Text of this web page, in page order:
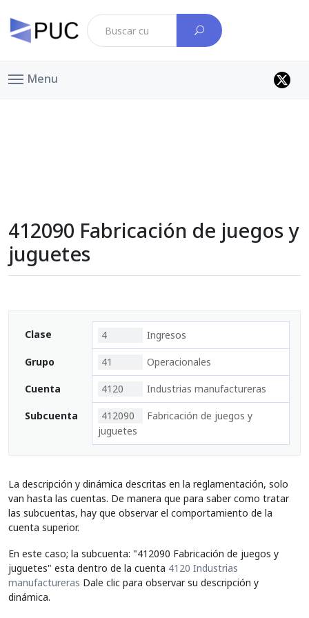
Menu
412090 Fabricación de juegos y
juguetes
Clase 4 Ingresos
Grupo 41 Operacionales
Cuenta 4120 Industrias manufactureras
Subcuenta 412090
Fabricación de juegos y
juguetes
La descripción y dinámica descritas en la reglamentación, solo
van hasta las cuentas. De manera que para saber como tratar
las subcuentas, hay que observar el comportamiento de la
cuenta superior.
En este caso; la subcuenta: "412090 Fabricación de juegos y
juguetes" esta dentro de la cuenta 4120 Industrias
manufactureras Dale clic para observar su descripción y
dinámica.